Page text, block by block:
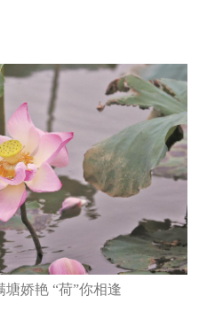
娇艳 “荷”你相逢